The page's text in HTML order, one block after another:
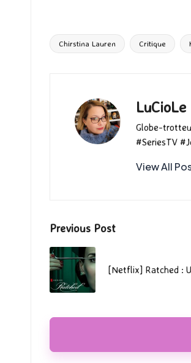
o d
l
ky bl
Tags:
Chirstina Lauren Critique
LuCioLe
Globe-
#SeriesTV
View All
Post
navigation
Previous Post
[Netflix] Ratched :